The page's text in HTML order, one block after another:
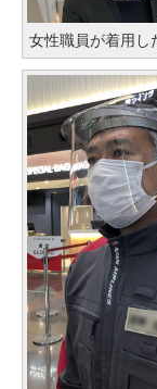
女性職員が着用し